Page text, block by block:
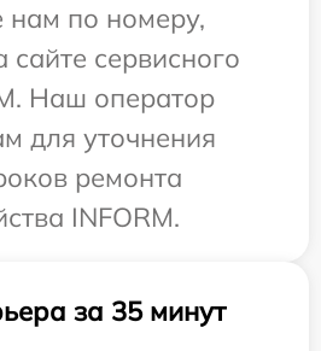
нам по номеру,
сервисного
Наш оператор
для уточнения
ремонта
INFORM.
за 35 минут